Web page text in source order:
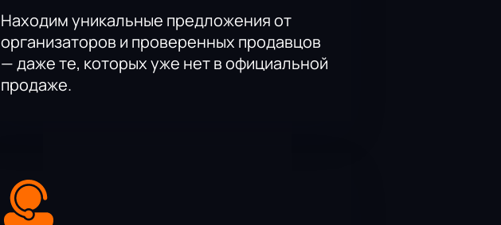
Находим уникальные предложения от
организаторов и проверенных продавцов
— даже те, которых уже нет в официальной
продаже.